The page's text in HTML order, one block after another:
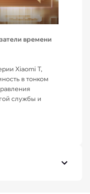
времени
Xiaomi T,
в тонком
службы и